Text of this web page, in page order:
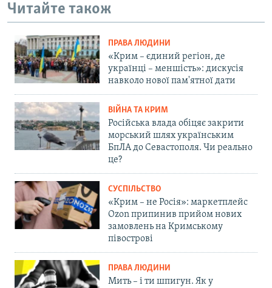
Читайте також
ПРАВА ЛЮДИНИ
«Крим – єдиний регіон, де
українці – меншість»: дискусія
навколо нової пам'ятної дати
ВІЙНА ТА КРИМ
Російська влада обіцяє закрити
морський шлях українським
БпЛА до Севастополя. Чи реально
це?
СУСПІЛЬСТВО
«Крим – не Росія»: маркетплейс
Ozon припинив прийом нових
замовлень на Кримському
півострові
ПРАВА ЛЮДИНИ
Мить – і ти шпигун. Як у